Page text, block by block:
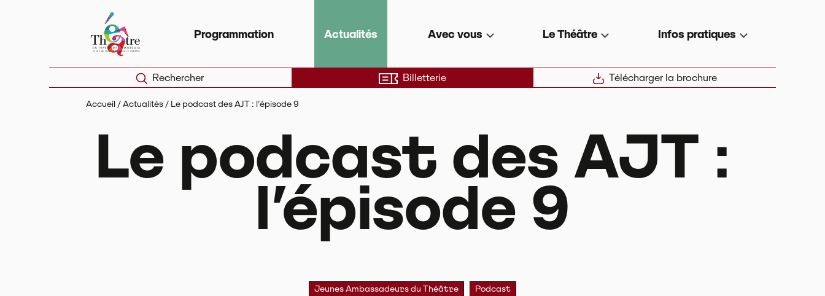
Programmation Actualités Avec vous Le Théâtre Infos pratiques
Rechercher Billetterie Télécharger la brochure
Accueil /Actualités / Le podcast des AJT : l’épisode 9
Le podcast des AJT :
l’épisode 9
Jeunes Ambassadeurs du Théâtre Podcast